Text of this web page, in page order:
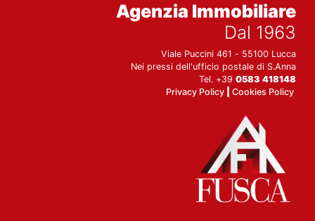
Agenzia Immobiliare
Dal 1963
Viale Puccini 461 - 55100 Lucca
Nei pressi dell'ufficio postale di S.Anna
Tel. +390583 418148
Privacy Policy |Cookies Policy